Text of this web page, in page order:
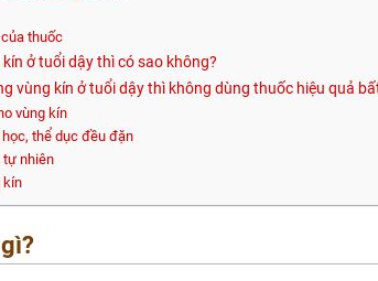
thuốc
ở tuổi dậy thì có sao không?
vùng kín ở tuổi dậy thì không dùng thuốc hiệu quả
vùng kín
thể dục đều đặn
tự nhiên
kín